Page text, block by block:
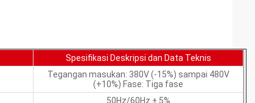
Spesifikasi Deskripsi dan Data Teknis
Tegangan masukan: 380V (-15%) sampai 480V
(+10%) Fase: Tiga fase
50Hz/60Hz ± 5%